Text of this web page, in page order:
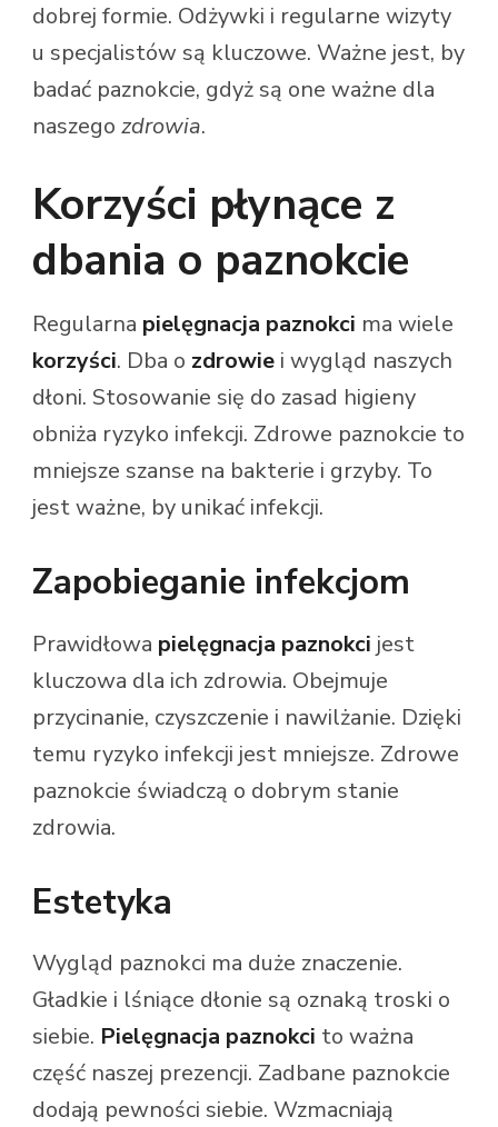
dobrej formie. Odżywki i regularne wizyty
u specjalistów są kluczowe. Ważne jest, by
badać paznokcie, gdyż są one ważne dla
naszego zdrowia.
Korzyści płynące z
dbania o paznokcie
Regularna pielęgnacja paznokci ma wiele
korzyści. Dba o zdrowie i wygląd naszych
dłoni. Stosowanie się do zasad higieny
obniża ryzyko infekcji. Zdrowe paznokcie to
mniejsze szanse na bakterie i grzyby. To
jest ważne, by unikać infekcji.
Zapobieganie infekcjom
Prawidłowa pielęgnacja paznokci jest
kluczowa dla ich zdrowia. Obejmuje
przycinanie, czyszczenie i nawilżanie. Dzięki
temu ryzyko infekcji jest mniejsze. Zdrowe
paznokcie świadczą o dobrym stanie
zdrowia.
Estetyka
Wygląd paznokci ma duże znaczenie.
Gładkie i lśniące dłonie są oznaką troski o
siebie. Pielęgnacja paznokci to ważna
część naszej prezencji. Zadbane paznokcie
dodają pewności siebie. Wzmacniają